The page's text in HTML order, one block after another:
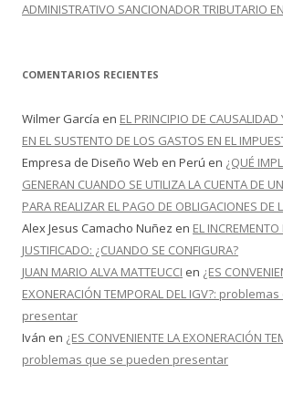
ADMINISTRATIVO SANCIONADOR TRIBUTARIO
COMENTARIOS RECIENTES
Wilmer García en EL PRINCIPIO DE
EN EL SUSTENTO DE LOS GASTOS EN EL
Empresa de Diseño Web en Perú en ¿QUÉ
GENERAN CUANDO SE UTILIZA LA CUENTA DE
PARA REALIZAR EL PAGO DE OBLIGACIONES DE
Alex Jesus Camacho Nuñez en EL
JUSTIFICADO: ¿CUANDO SE CONFIGURA?
JUAN MARIO ALVA MATTEUCCI en ¿ES
EXONERACIÓN TEMPORAL DEL IGV?:
presentar
Iván en ¿ES CONVENIENTE LA EXONERACIÓN
problemas que se pueden presentar